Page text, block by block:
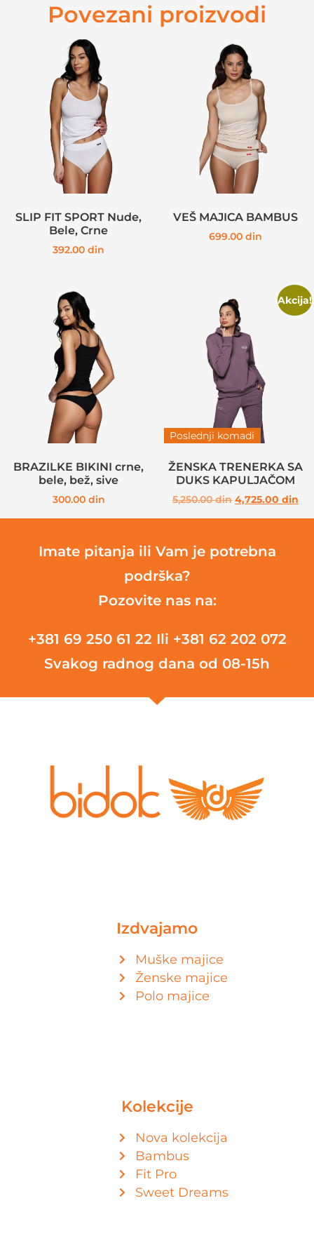
Povezani proizvodi
SLIP FIT SPORT Nude,
Bele, Crne
392.00 din
VEŠ MAJICA BAMBUS
699.00 din
BRAZILKE BIKINI crne,
bele, bež, sive
300.00 din
Akcija!
Poslednji komadi
ŽENSKA TRENERKA SA
DUKS KAPULJAČOM
5,250.00din 4,725.00 din
Imate pitanja ili Vam je potrebna
podrška?
Pozovite nas na:
+381 69 250 61 22 Ili +381 62 202 072
Svakog radnog dana od 08-15h
Izdvajamo
Muške majice
Ženske majice
Polo majice
Kolekcije
Nova kolekcija
Bambus
Fit Pro
Sweet Dreams